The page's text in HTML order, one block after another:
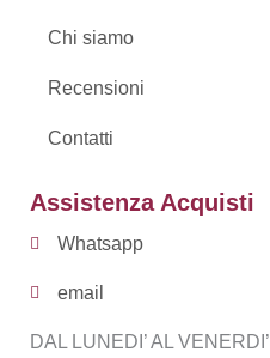
Chi siamo
Recensioni
Contatti
Assistenza Acquisti
Whatsapp
email
DAL LUNEDI’ AL VENERDI’